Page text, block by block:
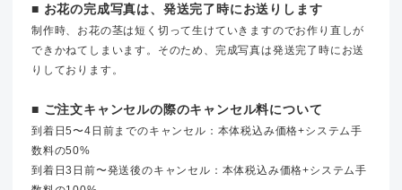
■ お花の完成写真は、発送完了時にお送りします
制作時、お花の茎は短く切って生けていきますのでお作り直しが
できかねてしまいます。そのため、完成写真は発送完了時にお送
りしております。
■ ご注文キャンセルの際のキャンセル料について
到着日5〜4日前までのキャンセル：本体税込み価格+システム手
数料の50%
到着日3日前〜発送後のキャンセル：本体税込み価格+システム手